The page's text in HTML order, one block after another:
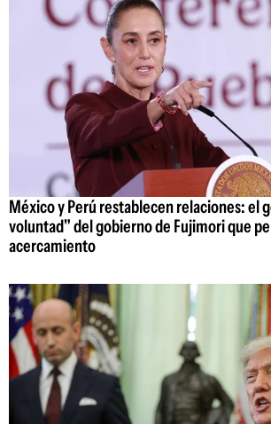
México y Perú restablecen relaciones: el
voluntad" del gobierno de Fujimori que
acercamiento